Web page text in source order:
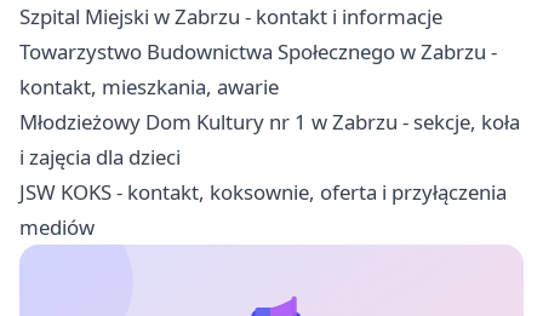
Szpital Miejski w Zabrzu - kontakt i informacje
Towarzystwo Budownictwa Społecznego w Zabrzu -
kontakt, mieszkania, awarie
Młodzieżowy Dom Kultury nr 1 w Zabrzu - sekcje, koła
i zajęcia dla dzieci
JSW KOKS - kontakt, koksownie, oferta i przyłączenia
mediów